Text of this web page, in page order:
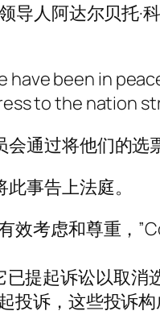
人阿达尔贝托·
have been in
to the nation
通过将他们的选
事告上法庭。
考虑和尊重，
提起诉讼以取
诉，这些投诉构